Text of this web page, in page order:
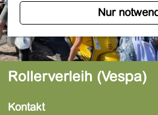
Nur
z
u
r
H
Rollerverleih (Vespa)
Kontakt